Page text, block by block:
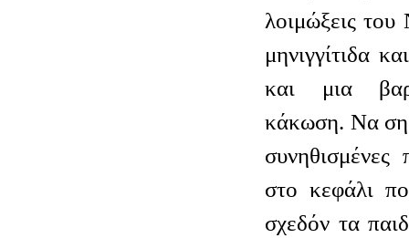
λοιμώξεις
μηνιγγίτιδα
και μια
κάκωση. Να
συνηθισμένες
στο κεφάλι
σχεδόν τα